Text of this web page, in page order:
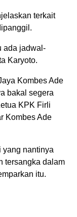
terkait
ada jadwal-
Karyoto.
Kombes Ade
bakal segera
KPK Firli
Kombes Ade
yang nantinya
tersangka dalam
itu.